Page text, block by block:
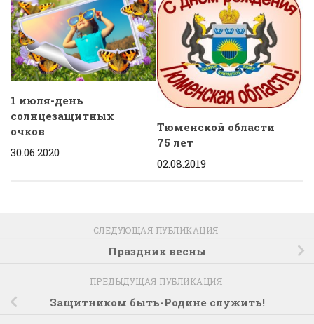
1 июля-день
солнцезащитных
очков
30.06.2020
Тюменской области
75 лет
02.08.2019
СЛЕДУЮЩАЯ ПУБЛИКАЦИЯ
Праздник весны
ПРЕДЫДУЩАЯ ПУБЛИКАЦИЯ
Защитником быть-Родине служить!